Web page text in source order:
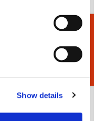
Show details
aan
verlanglijst
Cadeaukiezer